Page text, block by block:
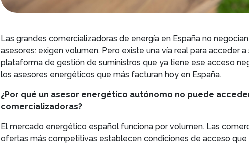
Las grandes comercializadoras de energía en España no
asesores: exigen volumen. Pero existe una vía real para acceder
plataforma de gestión de suministros que ya tiene ese acceso
los asesores energéticos que más facturan hoy en España.
¿Por qué un asesor energético autónomo no puede
comercializadoras?
El mercado energético español funciona por volumen. Las
ofertas más competitivas establecen condiciones de acceso que